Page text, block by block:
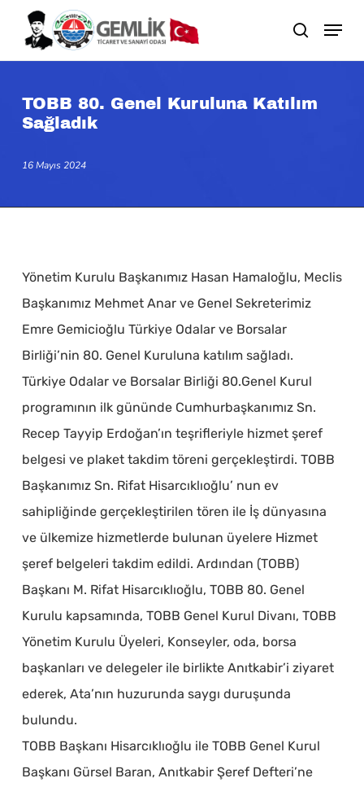
main
search
TOBB 80. Genel Kuruluna Katılım
Sağladık
16 Mayıs 2024
Yönetim Kurulu Başkanımız Hasan Hamaloğlu, Meclis
Başkanımız Mehmet Anar ve Genel Sekreterimiz
Emre Gemicioğlu Türkiye Odalar ve Borsalar
Birliği’nin 80. Genel Kuruluna katılım sağladı.
Türkiye Odalar ve Borsalar Birliği 80.Genel Kurul
programının ilk gününde Cumhurbaşkanımız Sn.
Recep Tayyip Erdoğan’ın teşrifleriyle hizmet şeref
belgesi ve plaket takdim töreni gerçekleştirdi. TOBB
Başkanımız Sn. Rifat Hisarcıklıoğlu’ nun ev
sahipliğinde gerçekleştirilen tören ile İş dünyasına
ve ülkemize hizmetlerde bulunan üyelere Hizmet
şeref belgeleri takdim edildi. Ardından (TOBB)
Başkanı M. Rifat Hisarcıklıoğlu, TOBB 80. Genel
Kurulu kapsamında, TOBB Genel Kurul Divanı, TOBB
Yönetim Kurulu Üyeleri, Konseyler, oda, borsa
başkanları ve delegeler ile birlikte Anıtkabir’i ziyaret
ederek, Ata’nın huzurunda saygı duruşunda
bulundu.​
TOBB Başkanı Hisarcıklıoğlu ile TOBB Genel Kurul
Başkanı Gürsel Baran, Anıtkabir Şeref Defteri’ne